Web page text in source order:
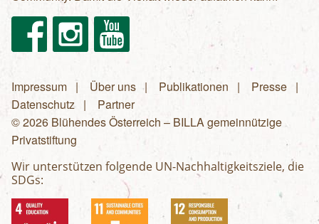
FacebookInstagram Youtube
Fußzeilenmenü
Impressum Über uns Publikationen
Presse
Datenschutz
Partner
© 2026 Blühendes Österreich – BILLA gemeinnützige
Privatstiftung
Wir unterstützen folgende UN-Nachhaltigkeitsziele, die
SDGs: